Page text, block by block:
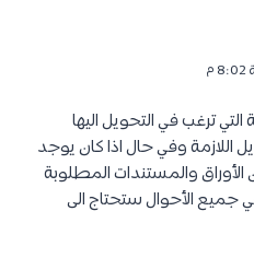
ترغب في التحويل اليها
اللازمة وفي حال اذا كان يوجد
والمستندات المطلوبة
جميع الأحوال ستحتاج الى